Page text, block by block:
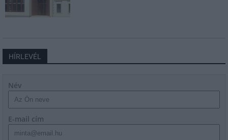
HÍRLEVÉL
Név
E-mail cím